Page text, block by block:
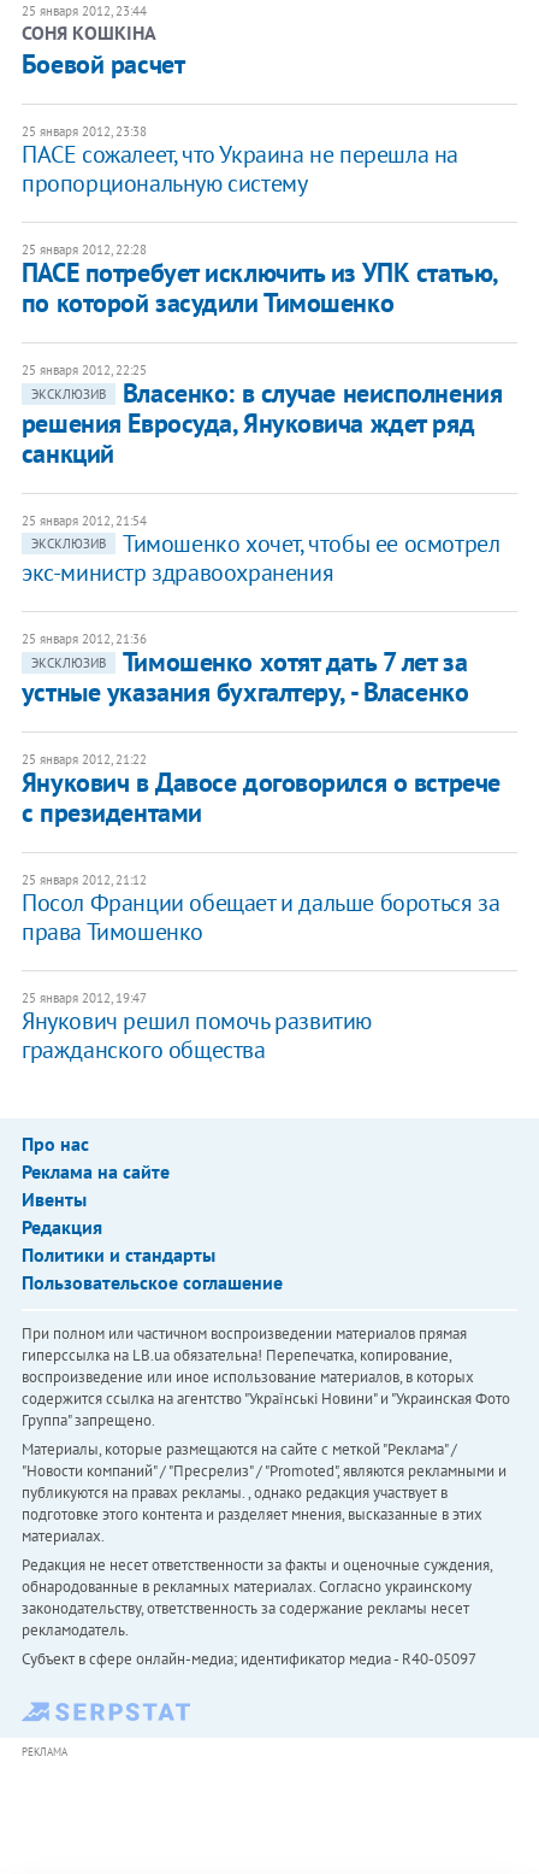
25 января 2012, 23:44
СОНЯ КОШКІНА
Боевой расчет
25 января 2012, 23:38
ПАСЕ сожалеет, что Украина не перешла на
пропорциональную систему
25 января 2012, 22:28
ПАСЕ потребует исключить из УПК статью,
по которой засудили Тимошенко
25 января 2012, 22:25
ЭКСКЛЮЗИВ
Власенко: в случае неисполнения
решения Евросуда, Януковича ждет ряд
санкций
25 января 2012, 21:54
ЭКСКЛЮЗИВ
Тимошенко хочет, чтобы ее осмотрел
экс-министр здравоохранения
25 января 2012, 21:36
ЭКСКЛЮЗИВ
Тимошенко хотят дать 7 лет за
устные указания бухгалтеру, - Власенко
25 января 2012, 21:22
Янукович в Давосе договорился о встрече
с президентами
25 января 2012, 21:12
Посол Франции обещает и дальше бороться за
права Тимошенко
25 января 2012, 19:47
Янукович решил помочь развитию
гражданского общества
Про нас
Реклама на сайте
Ивенты
Редакция
Политики и стандарты
Пользовательское соглашение
При полном или частичном воспроизведении материалов прямая
гиперссылка на LB.ua обязательна! Перепечатка, копирование,
воспроизведение или иное использование материалов, в которых
содержится ссылка на агентство "Українськi Новини" и "Украинская Фото
Группа" запрещено.
Материалы, которые размещаются на сайте с меткой "Реклама" /
"Новости компаний" / "Пресрелиз" / "Promoted", являются рекламными и
публикуются на правах рекламы. , однако редакция участвует в
подготовке этого контента и разделяет мнения, высказанные в этих
материалах.
Редакция не несет ответственности за факты и оценочные суждения,
обнародованные в рекламных материалах. Согласно украинскому
законодательству, ответственность за содержание рекламы несет
рекламодатель.
Субъект в сфере онлайн-медиа; идентификатор медиа - R40-05097
РЕКЛАМА